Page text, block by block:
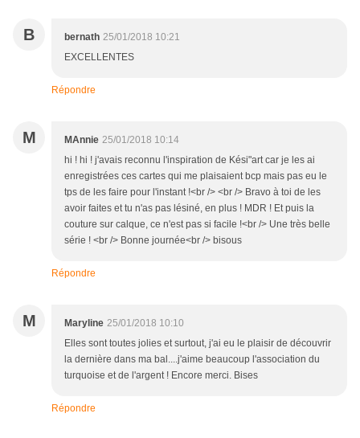
B bernath 25/01/2018 10:21
EXCELLENTES
Répondre
M MAnnie 25/01/2018 10:14
hi ! hi ! j'avais reconnu l'inspiration de Kési"art car je les ai
enregistrées ces cartes qui me plaisaient bcp mais pas eu le
tps de les faire pour l'instant !<br /> <br /> Bravo à toi de les
avoir faites et tu n'as pas lésiné, en plus ! MDR ! Et puis la
couture sur calque, ce n'est pas si facile !<br /> Une très belle
série ! <br /> Bonne journée<br /> bisous
Répondre
M Maryline 25/01/2018 10:10
Elles sont toutes jolies et surtout, j'ai eu le plaisir de découvrir
la dernière dans ma bal....j'aime beaucoup l'association du
turquoise et de l'argent ! Encore merci. Bises
Répondre